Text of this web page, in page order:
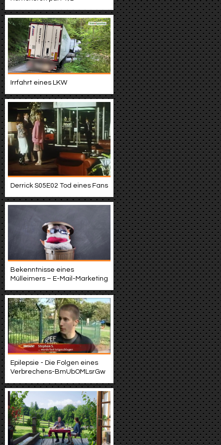
Irrfahrt eines LKW
Derrick S05E02 Tod eines Fans
Bekenntnisse eines
Mülleimers – E-Mail-Marketing
Epilepsie - Die Folgen eines
Verbrechens-BmUbOMLsrGw